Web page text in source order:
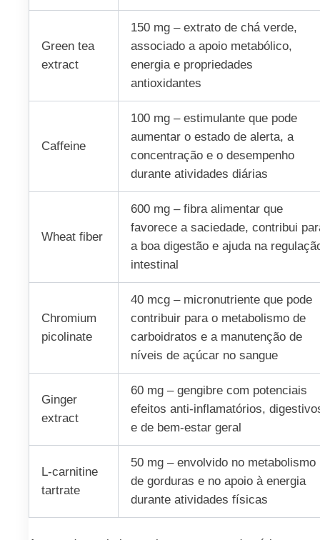
Green tea
extract
150 mg – extrato de chá verde,
associado a apoio metabólico,
energia e propriedades
antioxidantes
Caffeine
100 mg – estimulante que pode
aumentar o estado de alerta, a
concentração e o desempenho
durante atividades diárias
Wheat fiber
600 mg – fibra alimentar que
favorece a saciedade, contribui
a boa digestão e ajuda na
intestinal
Chromium
picolinate
40 mcg – micronutriente que pode
contribuir para o metabolismo de
carboidratos e a manutenção de
níveis de açúcar no sangue
Ginger
extract
60 mg – gengibre com potenciais
efeitos anti-inflamatórios,
e de bem-estar geral
L-carnitine
tartrate
50 mg – envolvido no metabolismo
de gorduras e no apoio à energia
durante atividades físicas